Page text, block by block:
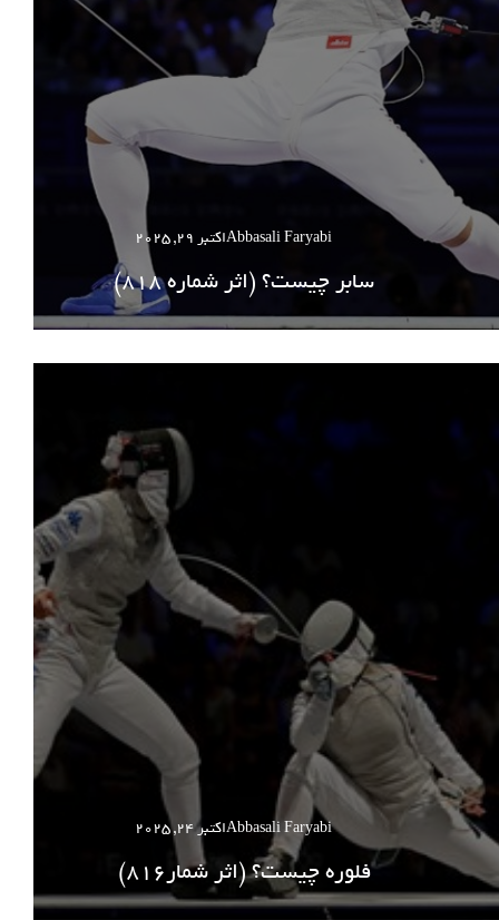
Abbasali Faryabiاکتبر 29, 2025
سابر چیست؟ (اثر شماره 818)
Abbasali Faryabiاکتبر 24, 2025
فلوره چیست؟ (اثر شمار816)